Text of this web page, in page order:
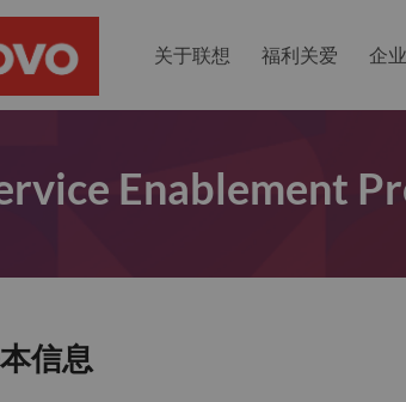
关于联想 福利关爱 企
Enablement
信息